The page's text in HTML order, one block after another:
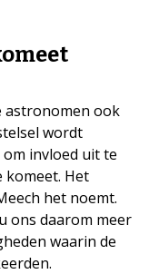
astronomen ook
wordt
invloed uit te
komeet. Het
het noemt.
ons daarom meer
waarin de